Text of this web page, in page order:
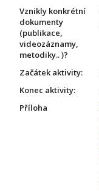
Vznikly konkrétní
dokumenty
(publikace,
videozáznamy,
metodiky.. )?
Začátek aktivity:
Konec aktivity:
Příloha